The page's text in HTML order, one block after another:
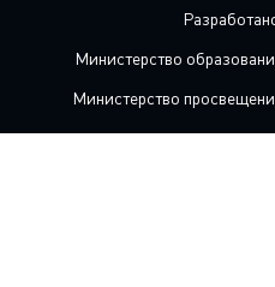
Министерство
Министерство